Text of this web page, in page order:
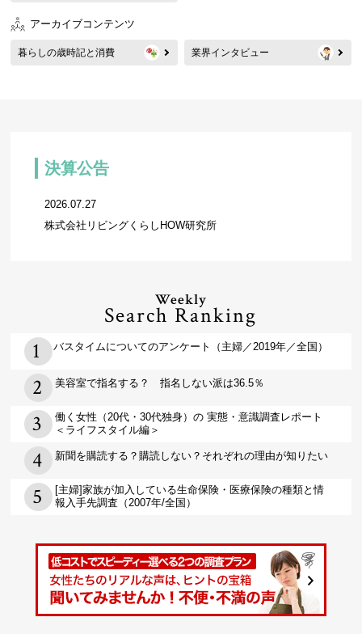
アーカイブコンテンツ
暮らしの歳時記と消費 業界インタビュー
決算公告
2026.07.27
株式会社リビングくらしHOW研究所
Weekly
Search Ranking
バスタイムについてのアンケート（主婦／2019年／全国）
美容室で指名する？ 指名しない派は36.5％
働く女性（20代・30代独身）の 実態・意識調査レポート
＜ライフスタイル編＞
新聞を購読する？購読しない？それぞれの理由が知りたい
[主婦]家族が加入している生命保険・医療保険の種類と情
報入手先調査（2007年/全国）